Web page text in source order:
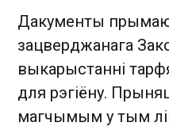
Дакументы
зацверджанага
выкарыстанні
для рэгіёну.
магчымым у тым